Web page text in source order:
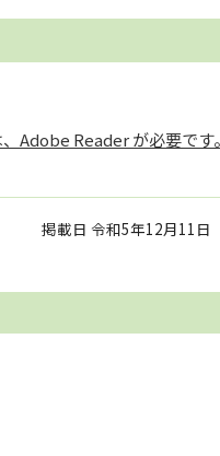
Adobe Reader が必要です
掲載日 令和5年12月11日